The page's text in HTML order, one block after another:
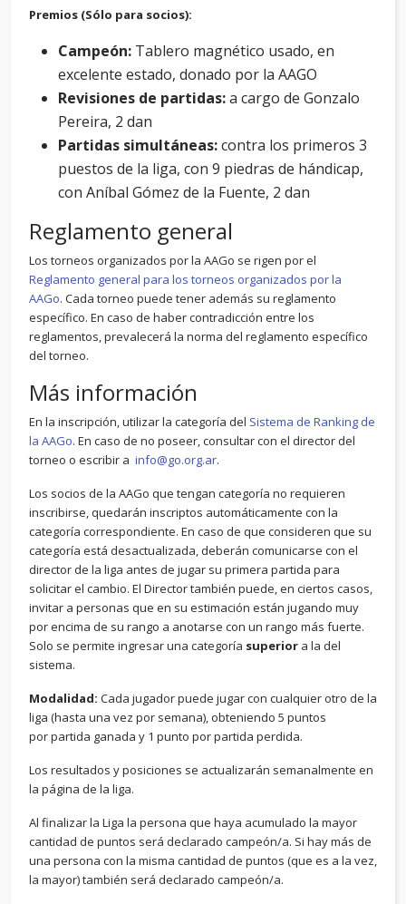
Premios (Sólo para socios):
Campeón: Tablero magnético usado, en
excelente estado, donado por la AAGO
Revisiones de partidas:a cargo de Gonzalo
Pereira, 2 dan
Partidas simultáneas:contra los primeros 3
puestos de la liga, con 9 piedras de hándicap,
con Aníbal Gómez de la Fuente, 2 dan
Reglamento general
Los torneos organizados por la AAGo se rigen por el
Reglamento general para los torneos organizados por la
AAGo. Cada torneo puede tener además su reglamento
específico. En caso de haber contradicción entre los
reglamentos, prevalecerá la norma del reglamento específico
del torneo.
Más información
En la inscripción, utilizar la categoría del Sistema de Ranking de
la AAGo. En caso de no poseer, consultar con el director del
torneo o escribir a info@go.org.ar.
Los socios de la AAGo que tengan categoría no requieren
inscribirse, quedarán inscriptos automáticamente con la
categoría correspondiente. En caso de que consideren que su
categoría está desactualizada, deberán comunicarse con el
director de la liga antes de jugar su primera partida para
solicitar el cambio. El Director también puede, en ciertos casos,
invitar a personas que en su estimación están jugando muy
por encima de su rango a anotarse con un rango más fuerte.
Solo se permite ingresar una categoría superior a la del
sistema.
Modalidad: Cada jugador puede jugar con cualquier otro de la
liga (hasta una vez por semana), obteniendo 5 puntos
por partida ganada y 1 punto por partida perdida.
Los resultados y posiciones se actualizarán semanalmente en
la página de la liga.
Al finalizar la Liga la persona que haya acumulado la mayor
cantidad de puntos será declarado campeón/a. Si hay más de
una persona con la misma cantidad de puntos (que es a la vez,
la mayor) también será declarado campeón/a.